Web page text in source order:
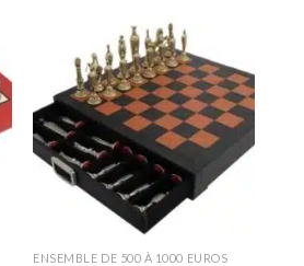
ENSEMBLE DE 500 À 1000 EUROS